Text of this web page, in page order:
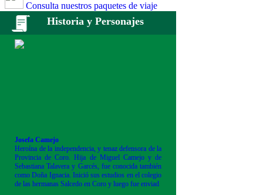
Consulta nuestros paquetes de viaje
Historia y Personajes
Josefa Camejo
Heroína de la independencia, y tenaz defensora de la
Provincia de Coro. Hija de Miguel Camejo y de
Sebastiana Talavera y Garcés, fue conocida también
como Doña Ignacia. Inició sus estudios en el colegio
de las hermanas Salcedo en Coro y luego fue enviad